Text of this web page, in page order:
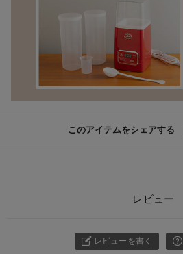
このアイテムをシェアする
レビュー
レビューを書く